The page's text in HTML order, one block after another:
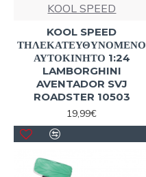
KOOL SPEED
KOOL SPEED
ΤΗΛΕΚΑΤΕΥΘΥΝΟΜΕΝΟ
ΑΥΤΟΚΙΝΗΤΟ 1:24
LAMBORGHINI
AVENTADOR SVJ
ROADSTER 10503
19,99€